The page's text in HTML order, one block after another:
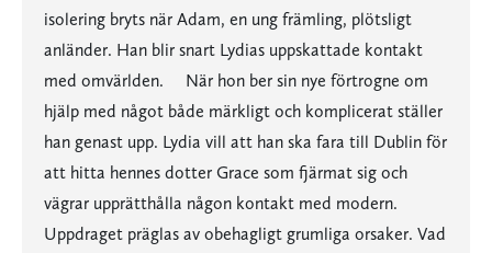
isolering bryts när Adam, en ung främling, plötsligt
anländer. Han blir snart Lydias uppskattade kontakt
med omvärlden. När hon ber sin nye förtrogne om
hjälp med något både märkligt och komplicerat ställer
han genast upp. Lydia vill att han ska fara till Dublin för
att hitta hennes dotter Grace som fjärmat sig och
vägrar upprätthålla någon kontakt med modern.
Uppdraget präglas av obehagligt grumliga orsaker. Vad